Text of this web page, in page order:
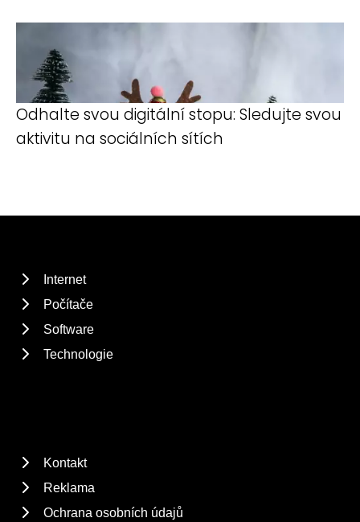
Odhalte svou digitální stopu: Sledujte svou
aktivitu na sociálních sítích
Internet
Počítače
Software
Technologie
Kontakt
Reklama
Ochrana osobních údajů